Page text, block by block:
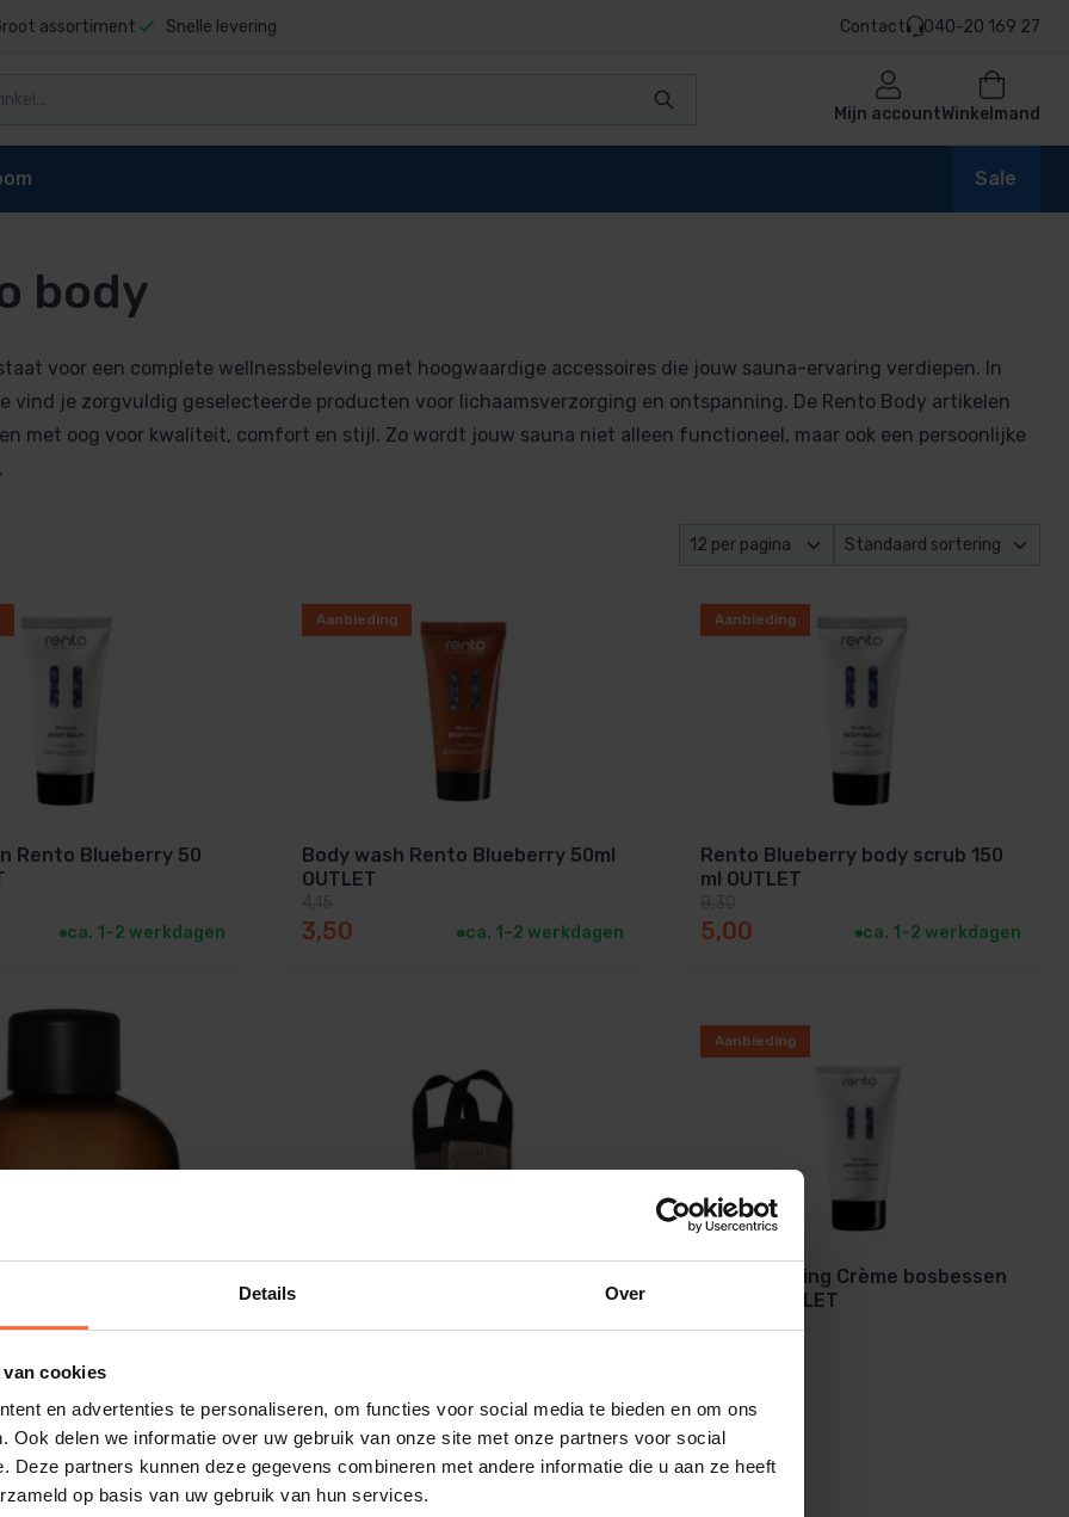
Details Over
cookies
en advertenties te personaliseren, om functies voor social media te bieden en om ons
Ook delen we informatie over uw gebruik van onze site met onze partners voor social
Deze partners kunnen deze gegevens combineren met andere informatie die u aan ze heeft
op basis van uw gebruik van hun services.
assortiment Snelle levering Contact 040-20 169 27
Mijn accountWinkelmand
Sale
body
voor een complete wellnessbeleving met hoogwaardige accessoires die jouw sauna-ervaring verdiepen. In
vind je zorgvuldig geselecteerde producten voor lichaamsverzorging en ontspanning. De Rento Body artikelen
met oog voor kwaliteit, comfort en stijl. Zo wordt jouw sauna niet alleen functioneel, maar ook een persoonlijke
Rento Blueberry 50
ca. 1–2 werkdagen
Aanbieding
Body wash Rento Blueberry 50ml
OUTLET
3,50 ca. 1–2 werkdagen
Aanbieding
Rento Blueberry body scrub 150
ml OUTLET
5,00 ca. 1–2 werkdagen
Aanbieding
Sauna Honing Crème bosbessen
150 ml OUTLET